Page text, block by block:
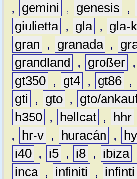
,
gemini , genesis ,
giulietta , gla , gla-
gran
, granada ,
grandland
, großer ,
gt350 , gt4 , gt86 ,
gti
, gto , gto/
h350 , hellcat , hhr
,
hr-v , huracán ,
i40 , i5 , i8 , ibiza
inca , infiniti , infinti